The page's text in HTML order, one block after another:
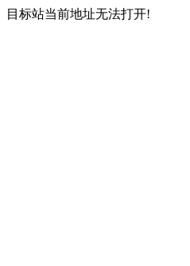
目标站当前地址无法打开!